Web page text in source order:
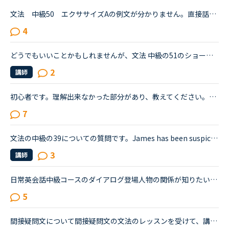
文法 中級50 エクササイズAの例文が分かりません。直接話法：The secretary said to Ben, “Your son called. He is going to be in town next week.”間接話法：The secretary said to Ben (that) his son had c...
4
どうでもいいことかもしれませんが、文法 中級の51のショートカンバセーションについて質問です。Daniel came back from Ben's house in the evening.Daniel “Ben asked me how you were doing. How was your day...
講師 2
初心者です。理解出来なかった部分があり、教えてください。James is asking Charlotte about Gabriella's birthday party. James When was Gabriella's birthday?Charlotte It was last weekend.James How was t...
7
文法の中級の39についての質問です。James has been suspicious about Andrew's strange behavior lately.James「 Frankly, I don't know why you are still going to that farm. You were only going there for ...
講師 3
日常英会話中級コースのダイアログ登場人物の関係が知りたいです。対象のダイアログは直接話法を間接話法に変更 PART2(3-9)です。 <a href="https://nativecamp.net/textbook/page-detail/1/292" target="_blank">https://nativecamp.net/textbook/page-detail/1/292</a> ダニエル、オリビア、ナオコ...
5
間接疑問文について間接疑問文の文法のレッスンを受けて、講師からの訂正について疑問に思ったので、分かる方はご回答お願いします。通常、間接疑問文はI don’t know when she will come.のように「疑問詞＋S＋V...